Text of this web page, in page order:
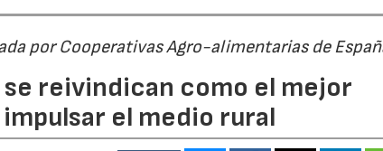
por Cooperativas Agro-alimentarias de
reivindican como el mejor
el medio rural